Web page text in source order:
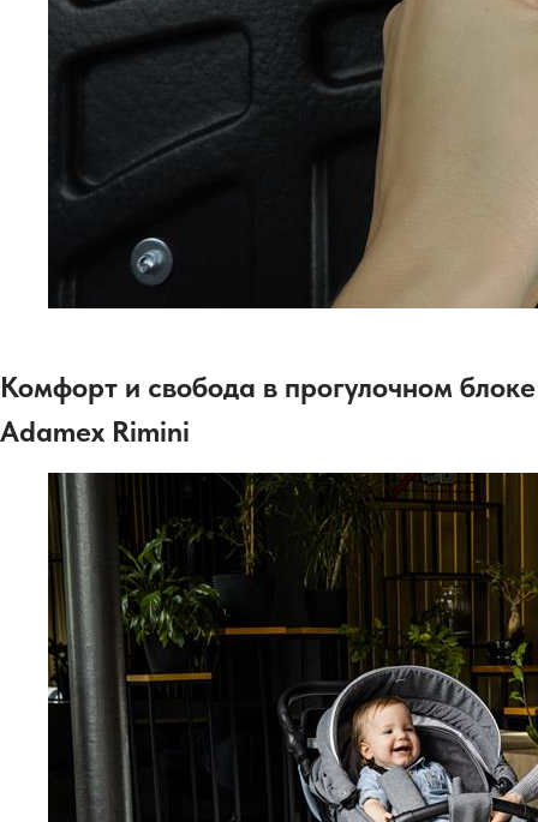
Комфорт и свобода в прогулочном блоке
Adamex Rimini